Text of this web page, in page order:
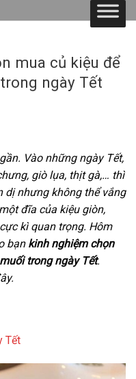
mua củ kiệu để
ngày Tết
Vào những ngày Tết,
giò lụa, thịt gà,… thì
dị nhưng không thể vắng
đĩa của kiệu giòn,
kì quan trọng. Hôm
bạn kinh nghiệm chọn
trong ngày Tết.
Tết